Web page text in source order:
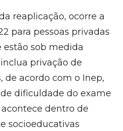
reaplicação, ocorre a
para pessoas privadas
sob medida
privação de
de acordo com o Inep,
dificuldade do exame
dentro de
socioeducativas